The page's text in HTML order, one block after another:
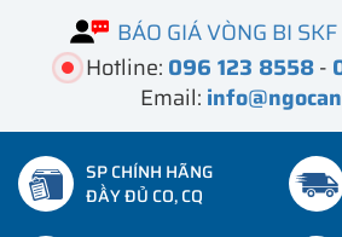
BÁO GIÁ VÒNG BI
Hotline: 096 123 8558-
Email:
SP CHÍNH HÃNG
ĐẦY ĐỦ CO, CQ